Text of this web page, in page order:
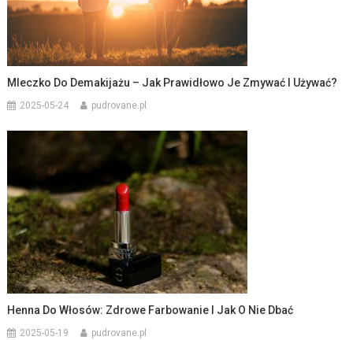
Mleczko Do Demakijażu – Jak Prawidłowo Je Zmywać I Używać?
2025-05-24 pudrovane.pl
Henna Do Włosów: Zdrowe Farbowanie I Jak O Nie Dbać
2025-05-19 pudrovane.pl